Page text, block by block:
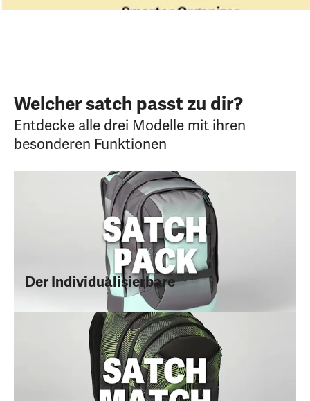
Welcher satch passt zu dir?
Entdecke alle drei Modelle mit ihren
besonderen Funktionen
Der Individualisierbare